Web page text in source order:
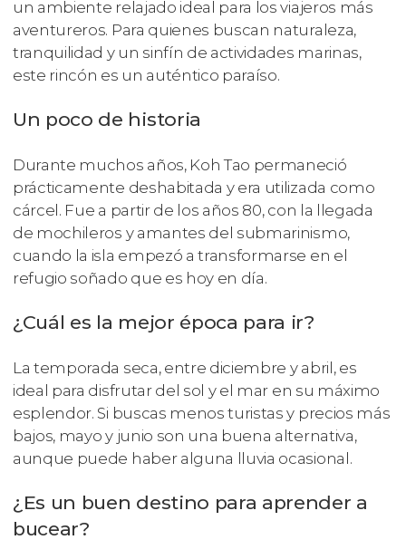
un ambiente relajado ideal para los viajeros más
aventureros. Para quienes buscan naturaleza,
tranquilidad y un sinfín de actividades marinas,
este rincón es un auténtico paraíso.
Un poco de historia
Durante muchos años, Koh Tao permaneció
prácticamente deshabitada y era utilizada como
cárcel. Fue a partir de los años 80, con la llegada
de mochileros y amantes del submarinismo,
cuando la isla empezó a transformarse en el
refugio soñado que es hoy en día.
¿Cuál es la mejor época para ir?
La temporada seca, entre diciembre y abril, es
ideal para disfrutar del sol y el mar en su máximo
esplendor. Si buscas menos turistas y precios más
bajos, mayo y junio son una buena alternativa,
aunque puede haber alguna lluvia ocasional.
¿Es un buen destino para aprender a
bucear?